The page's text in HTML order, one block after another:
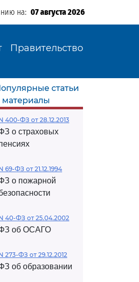
на: 07 августа 2026
Правительство
статьи
материалы
400-ФЗ от 28.12.2013
о страховых
69-ФЗ от 21.12.1994
о пожарной
40-ФЗ от 25.04.2002
об ОСАГО
273-ФЗ от 29.12.2012
об образовании